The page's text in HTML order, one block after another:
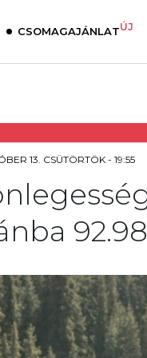
CSOMAGAJÁNLATÚJ
13. CSÜTÖRTÖK - 19:55